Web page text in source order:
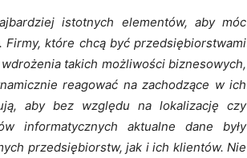
istotnych elementów, aby móc
które chcą być przedsiębiorstwami
takich możliwości biznesowych,
reagować na zachodzące w ich
aby bez względu na lokalizację czy
informatycznych aktualne dane były
przedsiębiorstw, jak i ich klientów. Nie